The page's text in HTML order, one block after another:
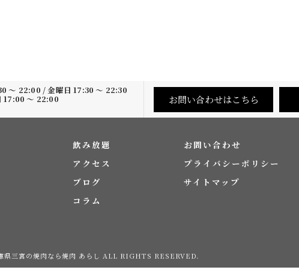
～ 22:00 / 金曜日 17:30 ～ 22:30
17:00 ～ 22:00
お問い合わせはこちら
飲み放題
アクセス
ブログ
コラム
お問い合わせ
プライバシーポリシー
サイトマップ
県三宮の焼肉なら焼肉 あらし ALL RIGHTS RESERVED.